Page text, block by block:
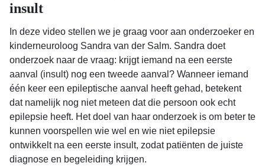
insult
In deze video stellen we je graag voor aan onderzoeker en
kinderneuroloog Sandra van der Salm. Sandra doet
onderzoek naar de vraag: krijgt iemand na een eerste
aanval (insult) nog een tweede aanval? Wanneer iemand
één keer een epileptische aanval heeft gehad, betekent
dat namelijk nog niet meteen dat die persoon ook echt
epilepsie heeft. Het doel van haar onderzoek is om beter te
kunnen voorspellen wie wel en wie niet epilepsie
ontwikkelt na een eerste insult, zodat patiënten de juiste
diagnose en begeleiding krijgen.